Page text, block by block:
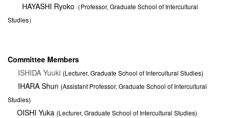
HAYASHI Ryoko （Professor, Graduate School of Intercultural
Studies）
Committee Members
ISHIDA Yuuki (Lecturer, Graduate School of Intercultural Studies)
IHARA Shun (Assistant Professor, Graduate School of Intercultural
Studies)
OISHI Yuka (Lecturer, Graduate School of Intercultural Studies)